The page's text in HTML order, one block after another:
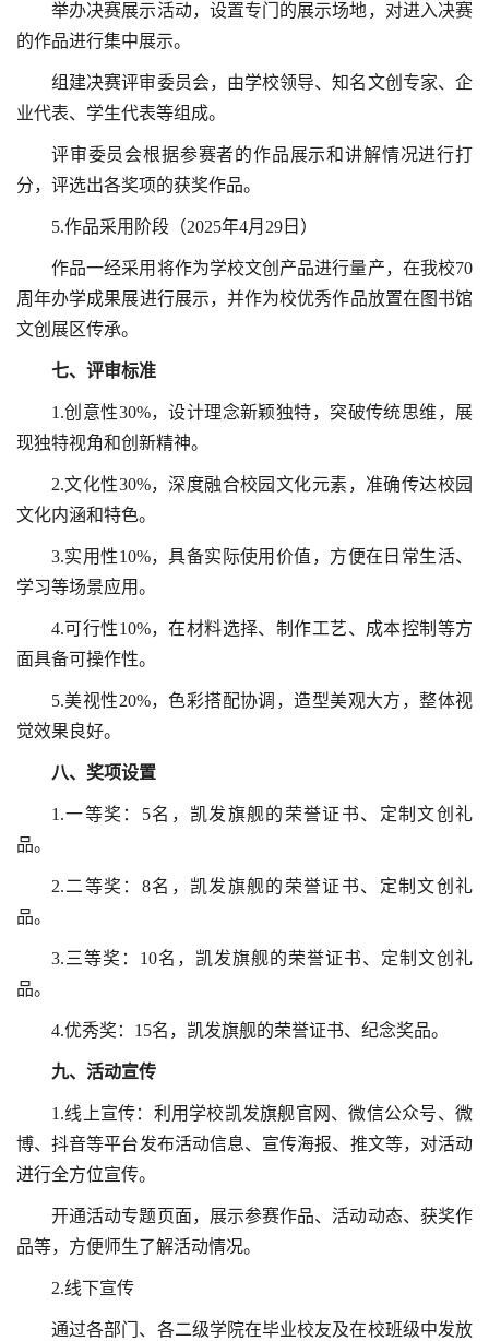
举办决赛展示活动，设置专门的展示场地，对进入决赛
的作品进行集中展示。
组建决赛评审委员会，由学校领导、知名文创专家、企
业代表、学生代表等组成。
评审委员会根据参赛者的作品展示和讲解情况进行打
分，评选出各奖项的获奖作品。
5.作品采用阶段（2025年4月29日）
作品一经采用将作为学校文创产品进行量产，在我校70
周年办学成果展进行展示，并作为校优秀作品放置在图书馆
文创展区传承。
七、评审标准
1.创意性30%，设计理念新颖独特，突破传统思维，展
现独特视角和创新精神。
2.文化性30%，深度融合校园文化元素，准确传达校园
文化内涵和特色。
3.实用性10%，具备实际使用价值，方便在日常生活、
学习等场景应用。
4.可行性10%，在材料选择、制作工艺、成本控制等方
面具备可操作性。
5.美视性20%，色彩搭配协调，造型美观大方，整体视
觉效果良好。
八、 奖项设置
1.一等奖：5名，凯发旗舰的荣誉证书、定制文创礼
品。
2.二等奖：8名，凯发旗舰的荣誉证书、定制文创礼
品。
3.三等奖：10名，凯发旗舰的荣誉证书、定制文创礼
品。
4.优秀奖：15名，凯发旗舰的荣誉证书、纪念奖品。
九、活动宣传
1.线上宣传：利用学校凯发旗舰官网、微信公众号、微
博、抖音等平台发布活动信息、宣传海报、推文等，对活动
进行全方位宣传。
开通活动专题页面，展示参赛作品、活动动态、获奖作
品等，方便师生了解活动情况。
2.线下宣传
通过各部门、各二级学院在毕业校友及在校班级中发放